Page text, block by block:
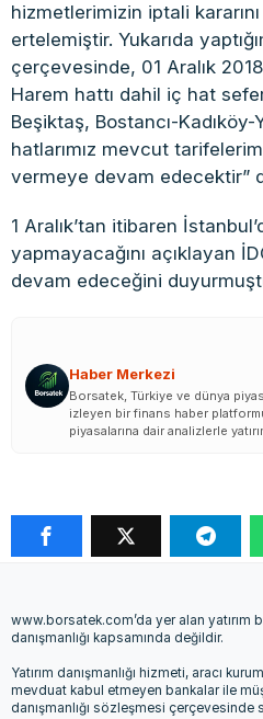
hizmetlerimizin iptali
ertelemiştir. Yukarıda
çerçevesinde, 01 Aralık
Harem hattı dahil iç hat
Beşiktaş, Bostancı-Kadıköy-
hatlarımız mevcut
vermeye devam edecektir”
1 Aralık’tan itibaren
yapmayacağını açıklayan
devam edeceğini
Haber Merkezi
Borsatek, Türkiye ve dünya
izleyen bir finans haber
piyasalarına dair analizlerle
www.borsatek.com’da yer alan yatırım
danışmanlığı kapsamında değildir.
Yatırım danışmanlığı hizmeti, aracı
mevduat kabul etmeyen bankalar ile
danışmanlığı sözleşmesi çerçevesinde